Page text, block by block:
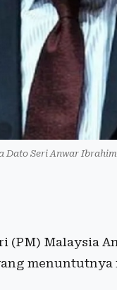
Dato Seri Anwar
(PM) Malaysia